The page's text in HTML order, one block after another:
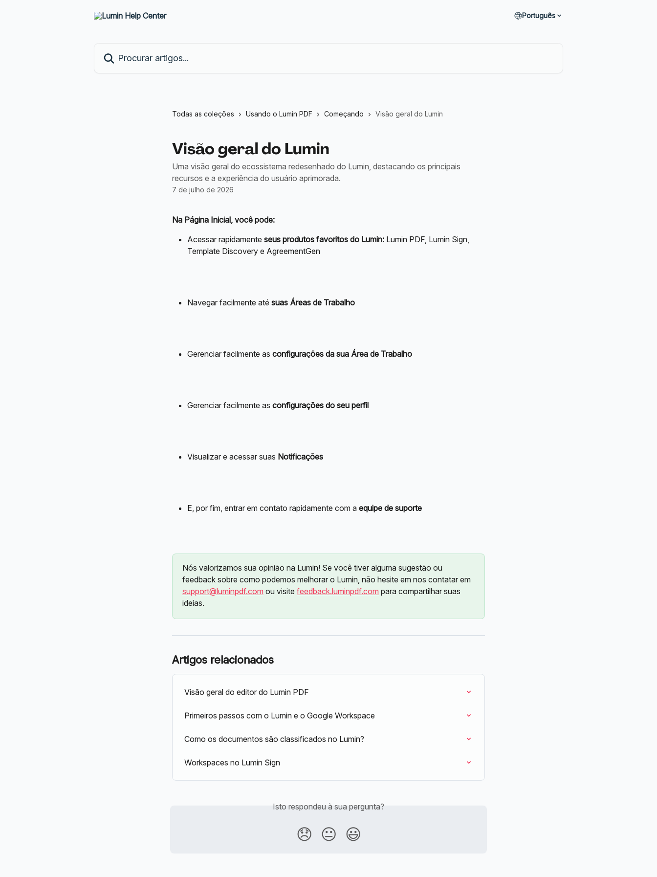
Português
Todas as coleções Usando o Lumin PDF Começando Visão geral do Lumin
Visão geral do Lumin
Uma visão geral do ecossistema redesenhado do Lumin, destacando os principais
recursos e a experiência do usuário aprimorada.
7 de julho de 2026
Na Página Inicial, você pode:
Acessar rapidamente seus produtos favoritos do Lumin: Lumin PDF, Lumin Sign,
Template Discovery e AgreementGen
Navegar facilmente até suas Áreas de Trabalho
Gerenciar facilmente as configurações da sua Área de Trabalho
Gerenciar facilmente as configurações do seu perfil
Visualizar e acessar suas Notificações
E, por fim, entrar em contato rapidamente com a equipe de suporte
Nós valorizamos sua opinião na Lumin! Se você tiver alguma sugestão ou
feedback sobre como podemos melhorar o Lumin, não hesite em nos contatar em
support@luminpdf.com ou visite feedback.luminpdf.com para compartilhar suas
ideias.
Artigos relacionados
Visão geral do editor do Lumin PDF
Primeiros passos com o Lumin e o Google Workspace
Como os documentos são classificados no Lumin?
Workspaces no Lumin Sign
Isto respondeu à sua pergunta?
😞 😐 😃